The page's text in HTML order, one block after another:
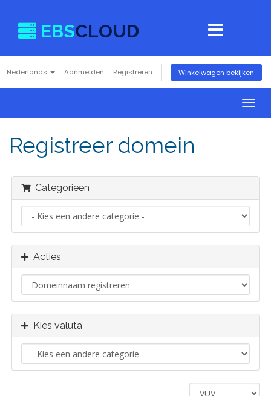
EBSCLOUD
Nederlands Aanmelden Registreren Winkelwagen bekijken
Registreer domein
Categorieën
Acties
Kies valuta